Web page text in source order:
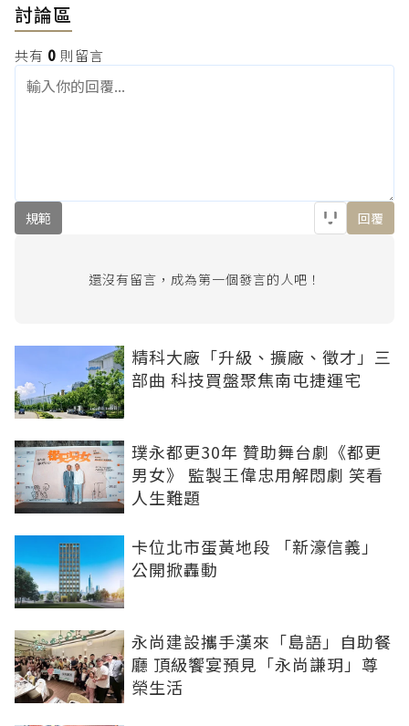
討論區
共有 0 則留言
規範 回覆
還沒有留言，成為第一個發言的人吧！
精科大廠「升級、擴廠、徵才」三
部曲 科技買盤聚焦南屯捷運宅
璞永都更30年 贊助舞台劇《都更
男女》 監製王偉忠用解悶劇 笑看
人生難題
卡位北市蛋黃地段 「新濠信義」
公開掀轟動
永尚建設攜手漢來「島語」自助餐
廳 頂級饗宴預見「永尚謙玥」尊
榮生活